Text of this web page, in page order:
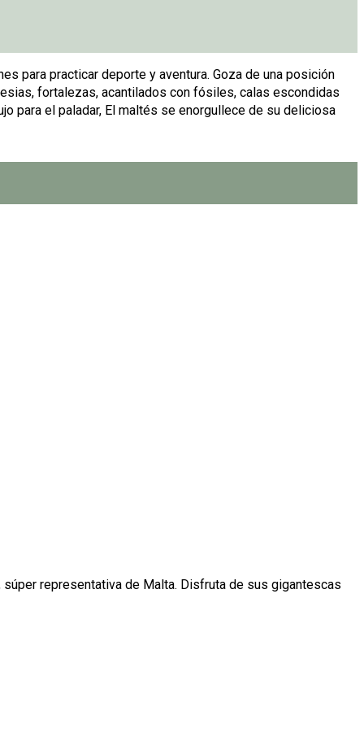
para practicar deporte y aventura. Goza de una posición
fortalezas, acantilados con fósiles, calas escondidas
para el paladar, El maltés se enorgullece de su deliciosa
representativa de Malta. Disfruta de sus gigantescas